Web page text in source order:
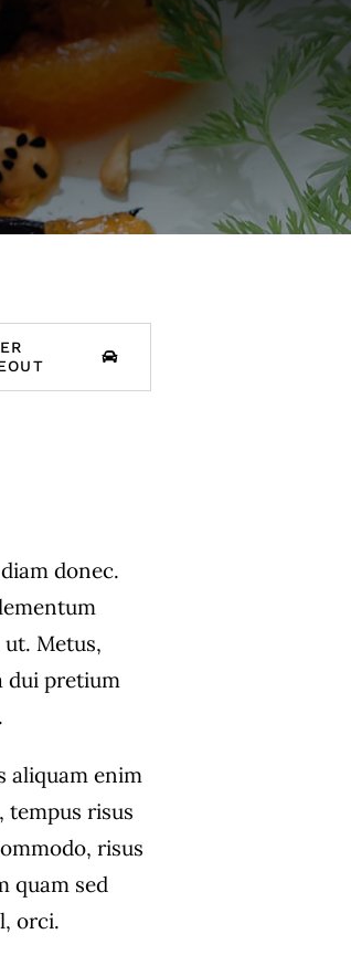
donec.
Metus,
dui pretium
aliquam enim
tempus risus
risus
quam sed
orci.